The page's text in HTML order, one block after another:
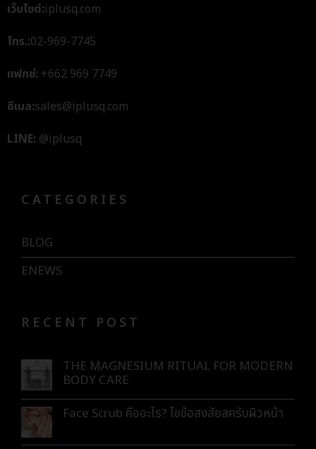
เว็บไซต์:iplusq.com
โทร.:02-969-7745
แฟกซ์: +662 969 7749
อีเมล:sales@iplusq.com
LINE: @iplusq
CATEGORIES
BLOG
ENEWS
RECENT POST
THE MAGNESIUM RITUAL FOR MODERN
BODY CARE
Face Scrub คืออะไร? ไขข้อสงสัยสครับผิวหน้า